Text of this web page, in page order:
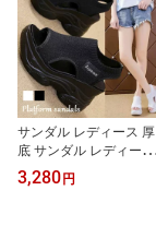
サンダル レディース 厚
底 サンダル レディース
厚底 レディース コンフ
ォート サンダル 厚底 サ
3,280 円